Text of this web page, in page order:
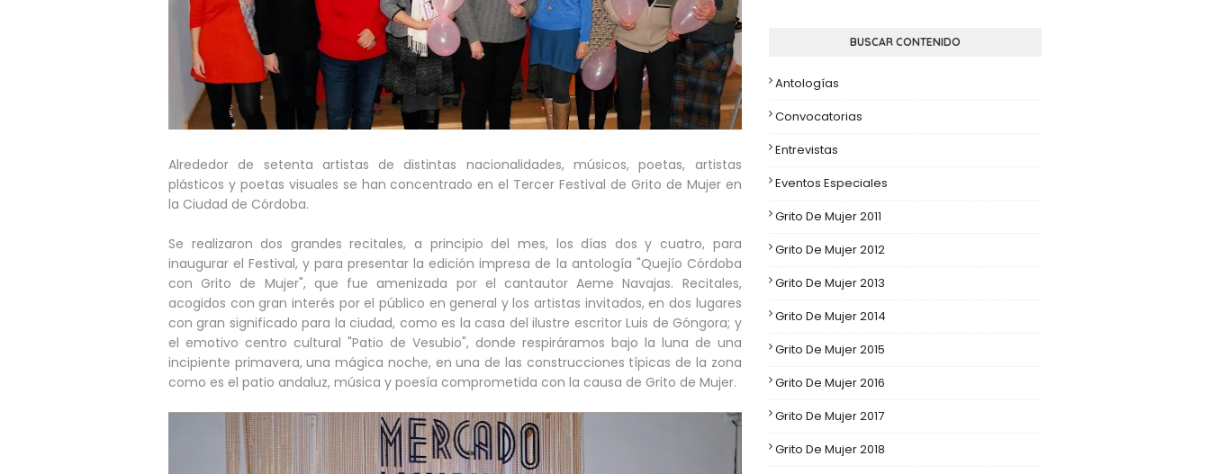
Alrededor de setenta artistas de distintas nacionalidades, músicos, poetas, artistas
plásticos y poetas visuales se han concentrado en el Tercer Festival de Grito de Mujer en
la Ciudad de Córdoba.
Se realizaron dos grandes recitales, a principio del mes, los días dos y cuatro, para
inaugurar el Festival, y para presentar la edición impresa de la antología "Quejío Córdoba
con Grito de Mujer", que fue amenizada por el cantautor Aeme Navajas. Recitales,
acogidos con gran interés por el público en general y los artistas invitados, en dos lugares
con gran significado para la ciudad, como es la casa del ilustre escritor Luis de Góngora; y
el emotivo centro cultural "Patio de Vesubio", donde respiráramos bajo la luna de una
incipiente primavera, una mágica noche, en una de las construcciones típicas de la zona
como es el patio andaluz, música y poesía comprometida con la causa de Grito de Mujer.
BUSCAR CONTENIDO
Antologías
Convocatorias
Entrevistas
Eventos Especiales
Grito De Mujer 2011
Grito De Mujer 2012
Grito De Mujer 2013
Grito De Mujer 2014
Grito De Mujer 2015
Grito De Mujer 2016
Grito De Mujer 2017
Grito De Mujer 2018